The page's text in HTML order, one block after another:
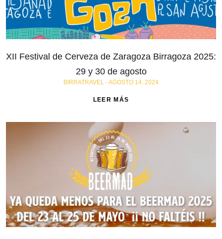
XII Festival de Cerveza de Zaragoza Birragoza 2025:
29 y 30 de agosto
BIRRATRAVEL AGOSTO 14, 2024
LEER MÁS